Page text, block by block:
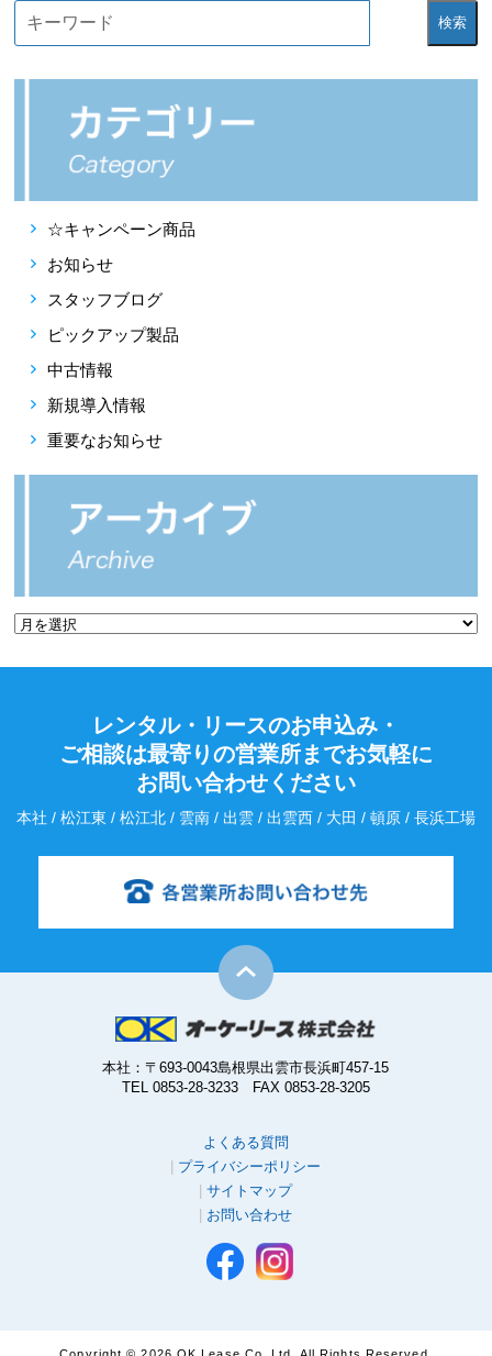
検索
☆キャンペーン商品
お知らせ
スタッフブログ
ピックアップ製品
中古情報
新規導入情報
重要なお知らせ
レンタル・リースのお申込み・
ご相談は最寄りの営業所までお気軽に
お問い合わせください
本社 / 松江東 / 松江北 / 雲南 / 出雲 / 出雲西 / 大田 / 頓原 / 長浜工場
本社：〒693-0043島根県出雲市長浜町457-15
TEL 0853-28-3233 FAX 0853-28-3205
よくある質問
プライバシーポリシー
サイトマップ
お問い合わせ